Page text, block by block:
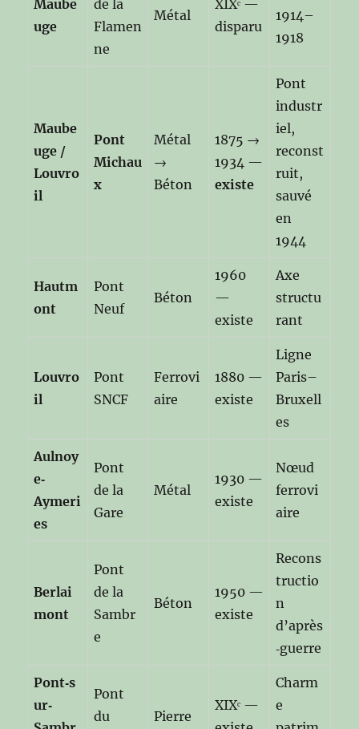
Maube
uge
de la
Flamen
ne
Métal
XIXᵉ —
disparu
1914–
1918
Maube
uge /
Louvro
il
Pont
Michau
x
Métal
→
Béton
1875 →
1934 —
existe
Pont
industr
iel,
reconst
ruit,
sauvé
en
1944
Hautm
ont
Pont
Neuf
Béton
1960
—
existe
Axe
structu
rant
Louvro
il
Pont
SNCF
Ferrovi
aire
1880 —
existe
Ligne
Paris–
Bruxell
es
Aulnoy
e‑
Aymeri
es
Pont
de la
Gare
Métal
1930 —
existe
Nœud
ferrovi
aire
Berlai
mont
Pont
de la
Sambr
e
Béton
1950 —
existe
Recons
tructio
n
d’après
‑guerre
Pont‑s
ur‑
Pont
du
Pierre
XIXᵉ —
Charm
e